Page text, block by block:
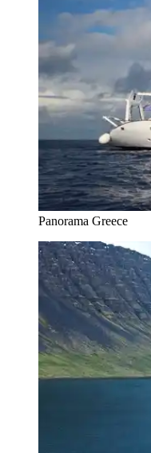
Panorama Greece